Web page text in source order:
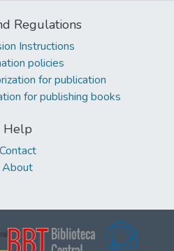
Regulations
Instructions
policies
for publication
for publishing books
Help
Contact
About